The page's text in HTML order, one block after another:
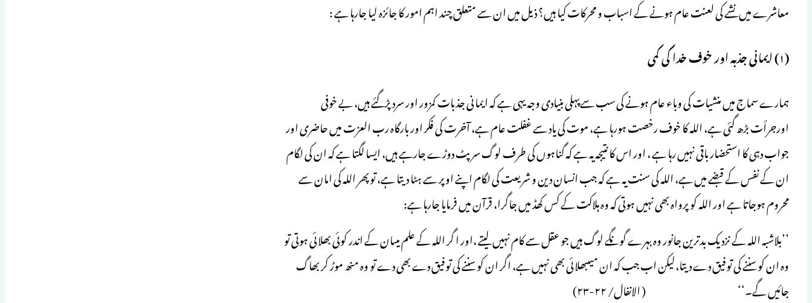
معاشرے میں نشے کی لعنت عام ہونے کے اسباب و محرکات کیا ہیں؟ ذیل میں ان سے متعلق چند اہم امور کا جائزہ لیا جارہا ہے :
(۱) ایمانی جذبہ اور خوف خدا کی کمی
ہمارے سماج میں منشیات کی وباء عام ہونے کی سب سےپہلی بنیادی وجہ یہی ہے کہ ایمانی جذبات کمزور اور سرد پڑگئے ہیں، بے خوفی
اورجرأت بڑھ گئی ہے، اللہ کا خوف رخصت ہورہا ہے، موت کی یاد سے غفلت عام ہے، آخرت کی فکر اور بارگاہ رب العزت میں حاضری اور
جواب دہی کا استحضار باقی نہیں رہا ہے ، اور اس کا نتیجہ یہ ہے کہ گناہوں کی طرف لوگ سرپٹ دوڑے جارہے ہیں، ایسا لگتا ہے کہ ان کی لگام
ان کے نفس کے قبضے میں ہے، اللہ کی سنت یہ ہے کہ جب انسان دین و شریعت کی لگام اپنے اوپر سے ہٹا دیتا ہے، توپھر اللہ کی امان سے
محروم ہوجاتا ہے اور اللہ کو پرواہ بھی نہیں ہوتی کہ وہ ہلاکت کے کس کھڈ میں جاگرا، قرآن میں فرمایا جارہا ہے:
’’بلاشبہ اللہ کے نزدیک بدترین جانور وہ بہرے گونگے لوگ ہیں جو عقل سے کام نہیں لیتے ،اور ا گر اللہ کے علم میںان کے اندر کوئی بھلائی ہوتی تو
وہ ان کو سننے کی توفیق دے دیتا،لیکن اب جب کہ ان میںبھلائی بھی نہیں ہے، اگر ان کو سننے کی توفیق دے بھی دے تو وہ منھ موڑ کر بھاگ
جائیں گے۔‘‘ ( الانفال/ ۲۲-۲۳)